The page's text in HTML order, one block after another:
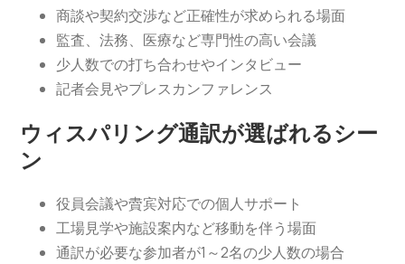
商談や契約交渉など正確性が求められる場面
監査、法務、医療など専門性の高い会議
少人数での打ち合わせやインタビュー
記者会見やプレスカンファレンス
ウィスパリング通訳が選ばれるシー
ン
役員会議や賮宾対応での個人サポート
工場見学や施設案内など移動を伴う場面
通訳が必要な参加者が1～2名の少人数の場合